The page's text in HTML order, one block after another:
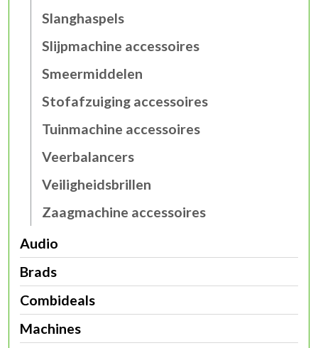
Slanghaspels
Slijpmachine accessoires
Smeermiddelen
Stofafzuiging accessoires
Tuinmachine accessoires
Veerbalancers
Veiligheidsbrillen
Zaagmachine accessoires
Audio
Brads
Combideals
Machines